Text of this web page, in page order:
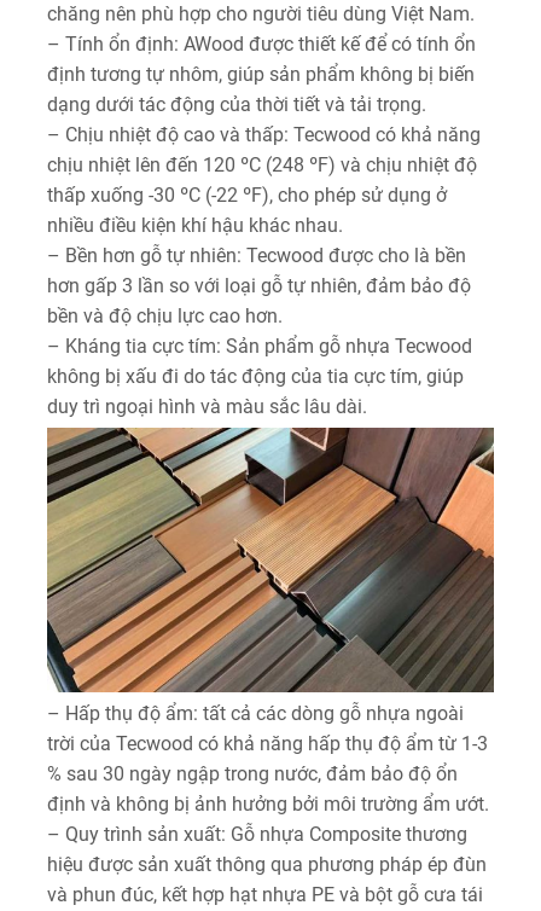
chăng nên phù hợp cho người tiêu dùng Việt Nam.
– Tính ổn định: AWood được thiết kế để có tính ổn
định tương tự nhôm, giúp sản phẩm không bị biến
dạng dưới tác động của thời tiết và tải trọng.
– Chịu nhiệt độ cao và thấp: Tecwood có khả năng
chịu nhiệt lên đến 120 ºC (248 ºF) và chịu nhiệt độ
thấp xuống -30 ºC (-22 ºF), cho phép sử dụng ở
nhiều điều kiện khí hậu khác nhau.
– Bền hơn gỗ tự nhiên: Tecwood được cho là bền
hơn gấp 3 lần so với loại gỗ tự nhiên, đảm bảo độ
bền và độ chịu lực cao hơn.
– Kháng tia cực tím: Sản phẩm gỗ nhựa Tecwood
không bị xấu đi do tác động của tia cực tím, giúp
duy trì ngoại hình và màu sắc lâu dài.
– Hấp thụ độ ẩm: tất cả các dòng gỗ nhựa ngoài
trời của Tecwood có khả năng hấp thụ độ ẩm từ 1-3
% sau 30 ngày ngập trong nước, đảm bảo độ ổn
định và không bị ảnh hưởng bởi môi trường ẩm ướt.
– Quy trình sản xuất: Gỗ nhựa Composite thương
hiệu được sản xuất thông qua phương pháp ép đùn
và phun đúc, kết hợp hạt nhựa PE và bột gỗ cưa tái